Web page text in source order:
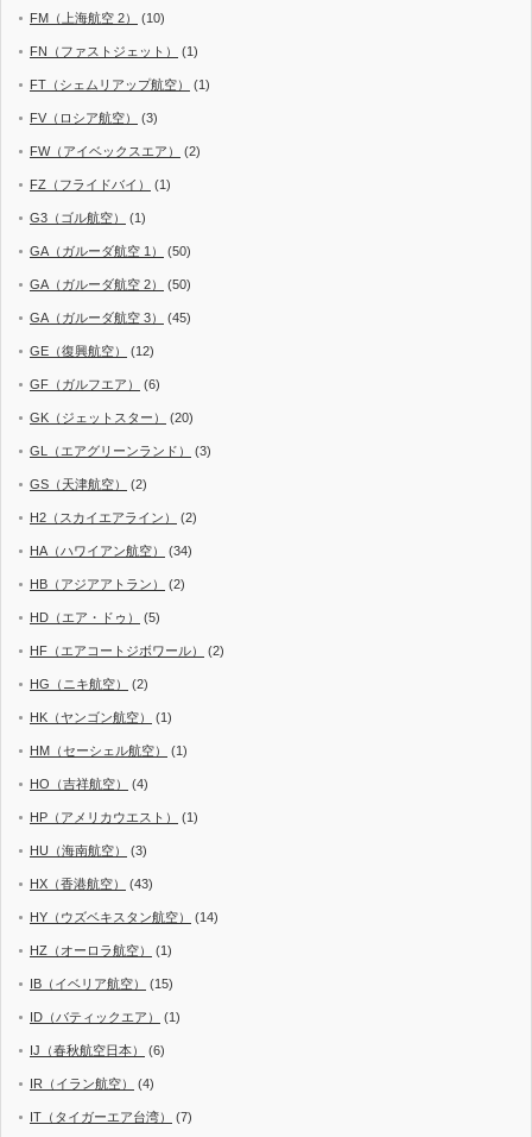
FM（上海航空 2） (10)
FN（ファストジェット） (1)
FT（シェムリアップ航空） (1)
FV（ロシア航空） (3)
FW（アイベックスエア） (2)
FZ（フライドバイ） (1)
G3（ゴル航空） (1)
GA（ガルーダ航空 1） (50)
GA（ガルーダ航空 2） (50)
GA（ガルーダ航空 3） (45)
GE（復興航空） (12)
GF（ガルフエア） (6)
GK（ジェットスター） (20)
GL（エアグリーンランド） (3)
GS（天津航空） (2)
H2（スカイエアライン） (2)
HA（ハワイアン航空） (34)
HB（アジアアトラン） (2)
HD（エア・ドゥ） (5)
HF（エアコートジボワール） (2)
HG（ニキ航空） (2)
HK（ヤンゴン航空） (1)
HM（セーシェル航空） (1)
HO（吉祥航空） (4)
HP（アメリカウエスト） (1)
HU（海南航空） (3)
HX（香港航空） (43)
HY（ウズベキスタン航空） (14)
HZ（オーロラ航空） (1)
IB（イベリア航空） (15)
ID（バティックエア） (1)
IJ（春秋航空日本） (6)
IR（イラン航空） (4)
IT（タイガーエア台湾） (7)